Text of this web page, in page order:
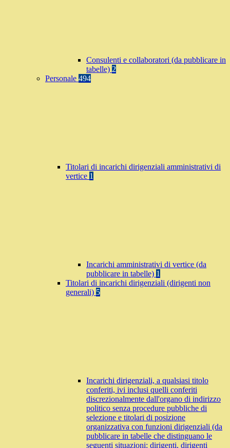
Consulenti e collaboratori (da pubblicare in
tabelle) 2
Personale 494
Titolari di incarichi dirigenziali amministrativi di
vertice 1
Incarichi amministrativi di vertice (da
pubblicare in tabelle) 1
Titolari di incarichi dirigenziali (dirigenti non
generali) 5
Incarichi dirigenziali, a qualsiasi titolo
conferiti, ivi inclusi quelli conferiti
discrezionalmente dall'organo di indirizzo
politico senza procedure pubbliche di
selezione e titolari di posizione
organizzativa con funzioni dirigenziali (da
pubblicare in tabelle che distinguano le
seguenti situazioni: dirigenti, dirigenti